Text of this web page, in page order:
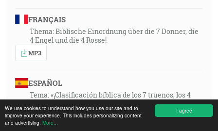
I agree
We use cookies to understand how you use our site and to
improve your experience. This includes personalizing content
and advertising. More...
FRANÇAIS
Thema: Biblische Einordnung über die 7 Donner, die
4 Engel und die 4 Rosse!
MP3
ESPAÑOL
Tema: «¡Clasificación bíblica de los 7 truenos, los 4
MP3